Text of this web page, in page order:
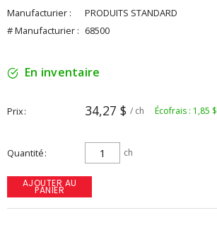
Manufacturier :
PRODUITS STANDARD
# Manufacturier : 68500
En inventaire
Prix 34,27 $ / ch Écofrais : 1,85 $
Quantité ch
AJOUTER AU
PANIER